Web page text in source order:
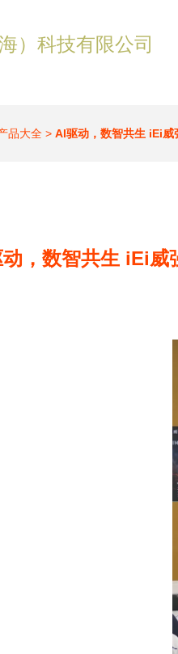
）科技有限公司
品大全 > AI驱动，数智共生 iEi威
，数智共生 iEi威